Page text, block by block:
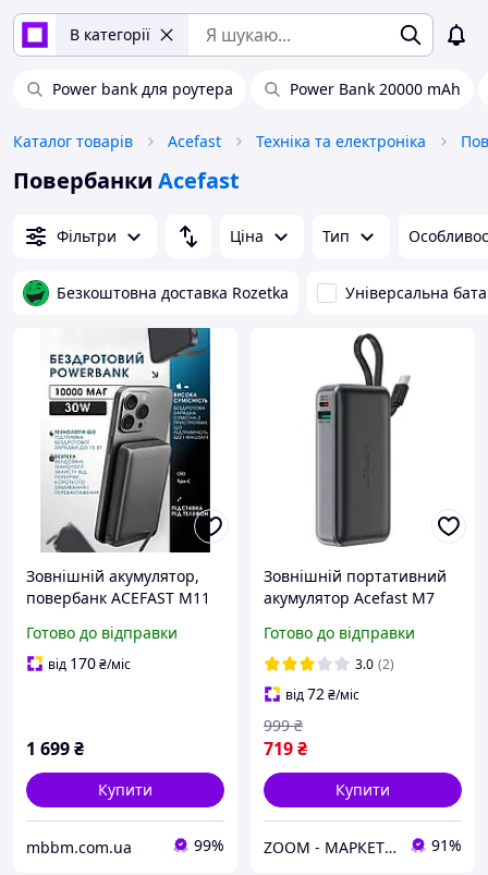
В категорії
Power bank для роутера Power Bank 20000 mAh
Каталог товарів Acefast Техніка та електроніка
Повербанки Acefast
Фільтри Ціна Тип
Безкоштовна доставка Rozetka Універсальна
Зовнішній акумулятор,
повербанк ACEFAST M11
бездротовою зарядкою Qi
та MagSafe
Готово до відправки
від 170₴/міс
1 699₴
Купити
mbbm.com.ua 99%
Зовнішній портативний
акумулятор Acefast M7
Готово до відправки
3.0 (2)
від72₴/міс
719₴
999 ₴
Купити
ZOOM - МАРКЕТ ЦИФРОВОЇ ТЕХНІКИ 91%